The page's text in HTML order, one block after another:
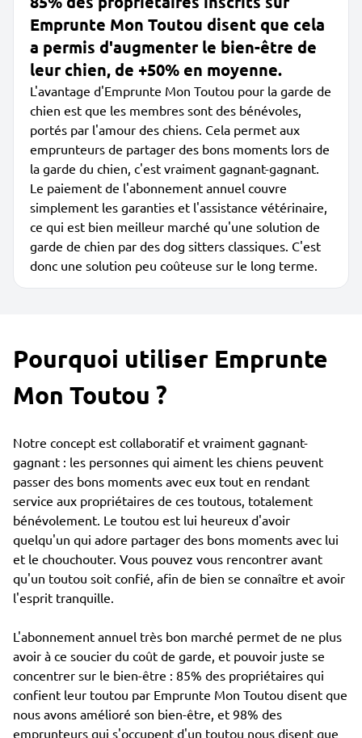
Emprunte Mon Toutou disent que cela
a permis d'augmenter le bien-être de
leur chien, de +50% en moyenne.
L'avantage d'Emprunte Mon Toutou pour la garde de
chien est que les membres sont des bénévoles,
portés par l'amour des chiens. Cela permet aux
emprunteurs de partager des bons moments lors de
la garde du chien, c'est vraiment gagnant-gagnant.
Le paiement de l'abonnement annuel couvre
simplement les garanties et l'assistance vétérinaire,
ce qui est bien meilleur marché qu'une solution de
garde de chien par des dog sitters classiques. C'est
donc une solution peu coûteuse sur le long terme.
Pourquoi utiliser Emprunte
Mon Toutou ?
Notre concept est collaboratif et vraiment gagnant-
gagnant : les personnes qui aiment les chiens peuvent
passer des bons moments avec eux tout en rendant
service aux propriétaires de ces toutous, totalement
bénévolement. Le toutou est lui heureux d'avoir
quelqu'un qui adore partager des bons moments avec lui
et le chouchouter. Vous pouvez vous rencontrer avant
qu'un toutou soit confié, afin de bien se connaître et avoir
l'esprit tranquille.
L'abonnement annuel très bon marché permet de ne plus
avoir à ce soucier du coût de garde, et pouvoir juste se
concentrer sur le bien-être : 85% des propriétaires qui
confient leur toutou par Emprunte Mon Toutou disent que
nous avons amélioré son bien-être, et 98% des
emprunteurs qui s'occupent d'un toutou nous disent que